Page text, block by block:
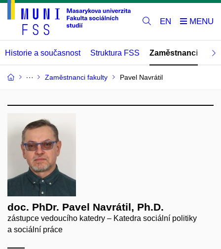
EN
Historie a současnost Struktura FSS Zaměstnanci
Zaměstnanci fakulty Pavel Navrátil
doc. PhDr. Pavel Navrátil, Ph.D.
zástupce vedoucího katedry – Katedra sociální politiky
a sociální práce